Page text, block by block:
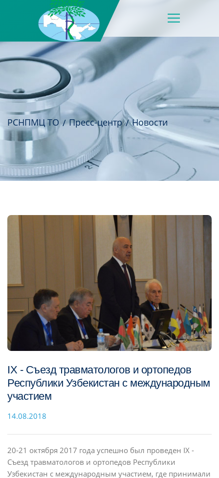
РСНПМЦ ТО Пресс-центр Новости
IX - Съезд травматологов и ортопедов
Республики Узбекистан с международным
участием
14.08.2018
20-21 октября 2017 года успешно был проведен IX -
Съезд травматологов и ортопедов Республики
Узбекистан с международным участием, где принимали